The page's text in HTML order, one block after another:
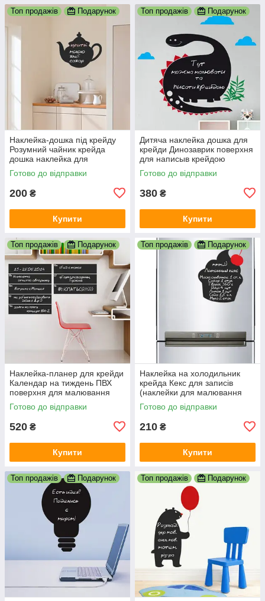
Топ продажів Подарунок
Наклейка-дошка під крейду
Розумний чайник крейда
дошка наклейка для
малювання матова 390х300
мм
Готово до відправки
200 ₴
Купити
Топ продажів Подарунок
Дитяча наклейка дошка для
крейди Динозаврик поверхня
для написыв крейдою
крейдяним маркером матова
815х700 мм
Готово до відправки
380 ₴
Купити
Топ продажів Подарунок
Наклейка-планер для крейди
Календар на тиждень ПВХ
поверхня для малювання
крейдою під крейду 540x1010
мм
Готово до відправки
520 ₴
Купити
Топ продажів Подарунок
Наклейка на холодильник
крейда Кекс для записів
(наклейки для малювання
крейдою) під крейду 300х430
мм
Готово до відправки
210 ₴
Купити
Топ продажів Подарунок Топ продажів Подарунок